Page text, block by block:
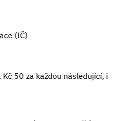
(IČ)
50 za každou následující, i